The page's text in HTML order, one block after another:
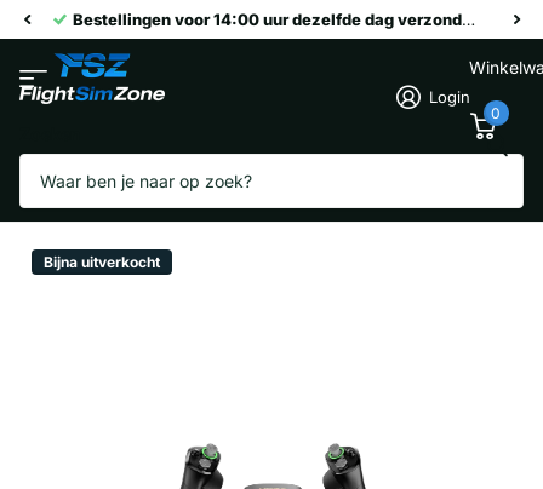
Bestellingen voor 14:00 uur dezelfde dag verzonden
Login
0
Moza MFY Yoke
Verkoper Moza
Bijna uitverkocht